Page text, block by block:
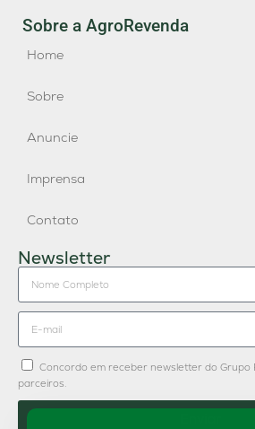
Sobre a AgroRevenda
Home
Sobre
Anuncie
Imprensa
Contato
Newsletter
Concordo em receber newsletter do Grupo
parceiros.